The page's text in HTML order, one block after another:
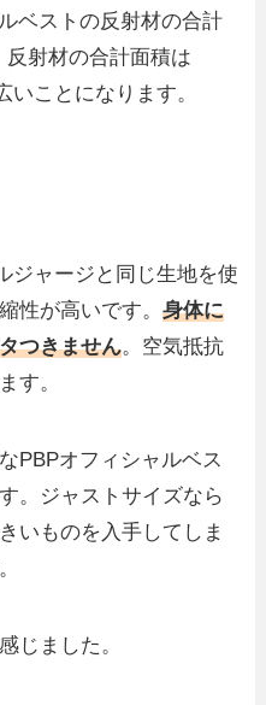
ベストの反射材の合計
射材の合計面積は
いことになります。
ジャージと同じ生地を使
性が高いです。身体に
つきません。空気抵抗
す。
PBPオフィシャルベス
。ジャストサイズなら
いものを入手してしま
じました。